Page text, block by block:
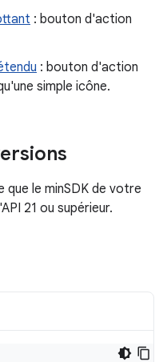
: bouton d'action
: bouton d'action
simple icône.
le minSDK de votre
21 ou supérieur.